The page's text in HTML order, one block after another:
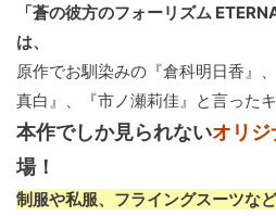
「蒼の彼方のフォーリズム
は、
原作でお馴染みの『倉科明日香』
真白』、『市ノ瀬莉佳』と言った
本作でしか見られないオリ
場！
制服や私服、フライングスーツな